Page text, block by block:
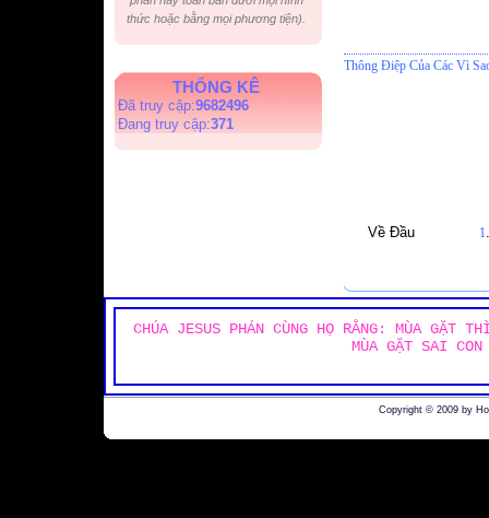
thức hoặc bằng mọi phương tiện).
THỐNG KÊ
Đã truy cập:9682496
Đang truy cập:371
Thông Điệp Của Các Vì
Về Đầu 1.
CHÚA JESUS PHÁN CÙNG HỌ RẰNG: MÙA GẶT
MÙA GẶT SAI
Copyright © 2009 by